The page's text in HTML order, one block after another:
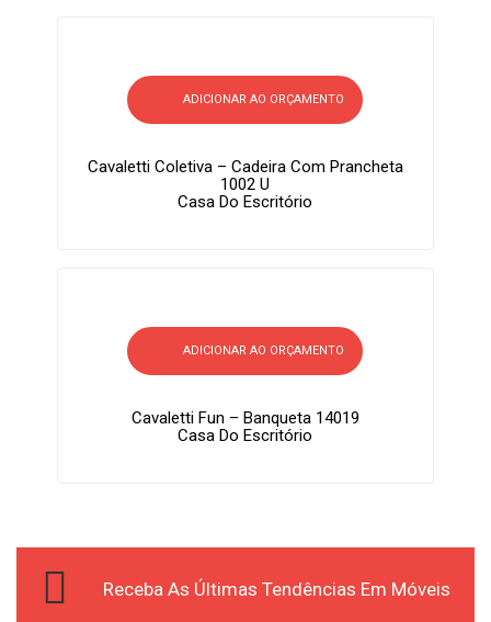
ADICIONAR AO ORÇAMENTO
Cavaletti Coletiva – Cadeira Com Prancheta
1002 U
Casa Do Escritório
ADICIONAR AO ORÇAMENTO
Cavaletti Fun – Banqueta 14019
Casa Do Escritório
Receba As Últimas Tendências Em Móveis